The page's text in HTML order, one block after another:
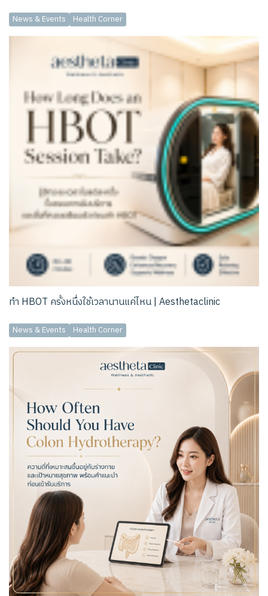
News & Events Health Corner
ทำ HBOT ครั้งหนึ่งใช้เวลานานแค่ไหน | Aesthetaclinic
News & Events Health Corner